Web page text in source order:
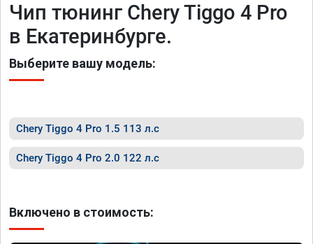
Чип тюнинг Chery Tiggo 4 Pro
в Екатеринбурге.
Выберите вашу модель:
Chery Tiggo 4 Pro 1.5 113 л.с
Chery Tiggo 4 Pro 2.0 122 л.с
Включено в стоимость: